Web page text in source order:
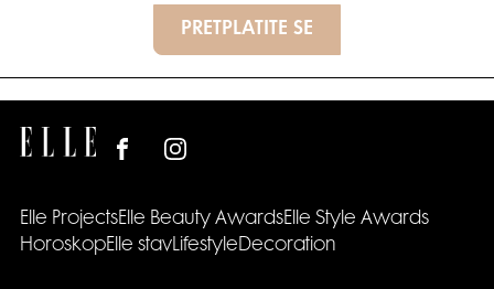
PRETPLATITE SE
Elle ProjectsElle Beauty AwardsElle Style Awards
HoroskopElle stavLifestyleDecoration